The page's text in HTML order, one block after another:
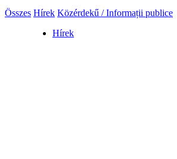
Összes Hírek Közérdekű / Informații publice
Hírek